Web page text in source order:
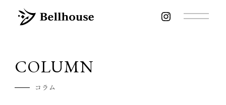
COLUMN
コラム